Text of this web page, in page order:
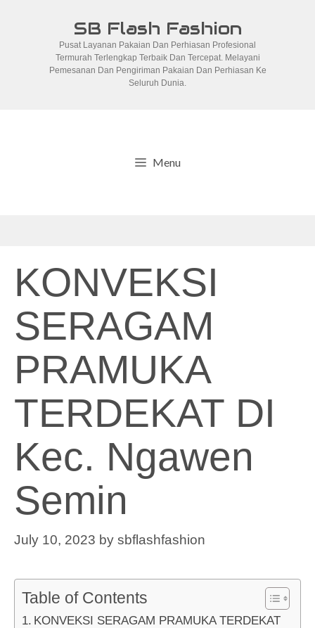
SB Flash Fashion
Pusat Layanan Pakaian Dan Perhiasan Profesional
Termurah Terlengkap Terbaik Dan Tercepat. Melayani
Pemesanan Dan Pengiriman Pakaian Dan Perhiasan Ke
Seluruh Dunia.
Menu
KONVEKSI
SERAGAM
PRAMUKA
TERDEKAT DI
Kec. Ngawen
Semin
July 10, 2023 by sbflashfashion
Table of Contents
KONVEKSI SERAGAM PRAMUKA TERDEKAT